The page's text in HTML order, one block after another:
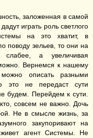
заложенная в самой
играть роль светлого
на это хватит, в
поводу зельев, то они на
слабее, а увеличивая
Вернемся к нашему
описать разными
это не передаст сути
будем. Перейдем к сути.
совсем не важно. Дочь
Не в смысле жизнь, за
закупоривают на
агент Системы. Не